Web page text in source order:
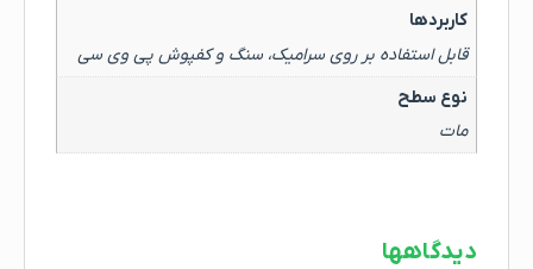
کاربردها
قابل استفاده بر روی سرامیک، سنگ و کفپوش پی وی سی
نوع سطح
مات
دیدگاهها